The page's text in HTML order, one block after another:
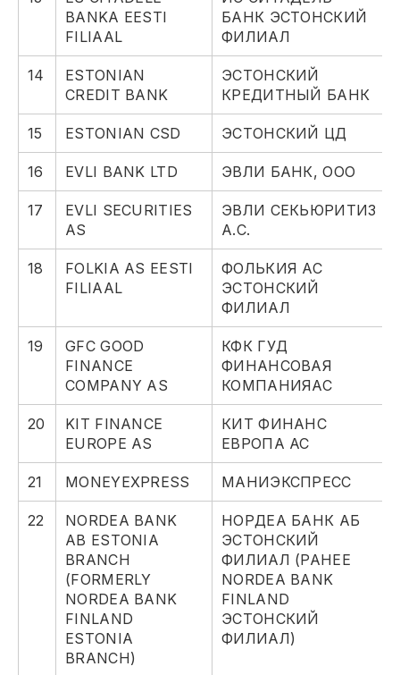
BANKA EESTI
FILIAAL
БАНК ЭСТОНСКИЙ
ФИЛИАЛ
14
ESTONIAN
CREDIT BANK
ЭСТОНСКИЙ
КРЕДИТНЫЙ БАНК
15 ESTONIAN CSD ЭСТОНСКИЙ ЦД
16 EVLI BANK LTD ЭВЛИ БАНК, ООО
17
EVLI SECURITIES
AS
ЭВЛИ СЕКЬЮРИТИЗ
А.С.
18
FOLKIA AS EESTI
FILIAAL
ФОЛЬКИЯ АС
ЭСТОНСКИЙ
ФИЛИАЛ
19
GFC GOOD
FINANCE
COMPANY AS
КФК ГУД
ФИНАНСОВАЯ
КОМПАНИЯАС
20
KIT FINANCE
EUROPE AS
КИТ ФИНАНС
ЕВРОПА АС
21 MONEYEXPRESS МАНИЭКСПРЕСС
22
NORDEA BANK
AB ESTONIA
BRANCH
(FORMERLY
NORDEA BANK
FINLAND
ESTONIA
BRANCH)
НОРДЕА БАНК АБ
ЭСТОНСКИЙ
ФИЛИАЛ (РАНЕЕ
NORDEA BANK
FINLAND
ЭСТОНСКИЙ
ФИЛИАЛ)